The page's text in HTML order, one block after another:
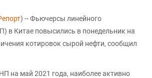
) -- Фьючерсы линейного
в Китае повысились в понедельник на
котировок сырой нефти, сообщил
на май 2021 года, наиболее активно